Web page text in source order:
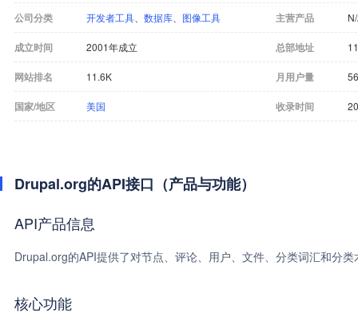
公司分类 开发者工具 数据库 图像工具 主营产品
成立时间 2001年成立 总部地址
网站排名 11.6K 月用户量
国家/地区 美国 收录时间
Drupal.org的API接口（产品与功能）
API产品信息
Drupal.org的API提供了对节点、评论、用户、文件、分类词汇和分
核心功能